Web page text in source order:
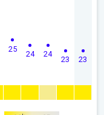
25
24 24
23 23